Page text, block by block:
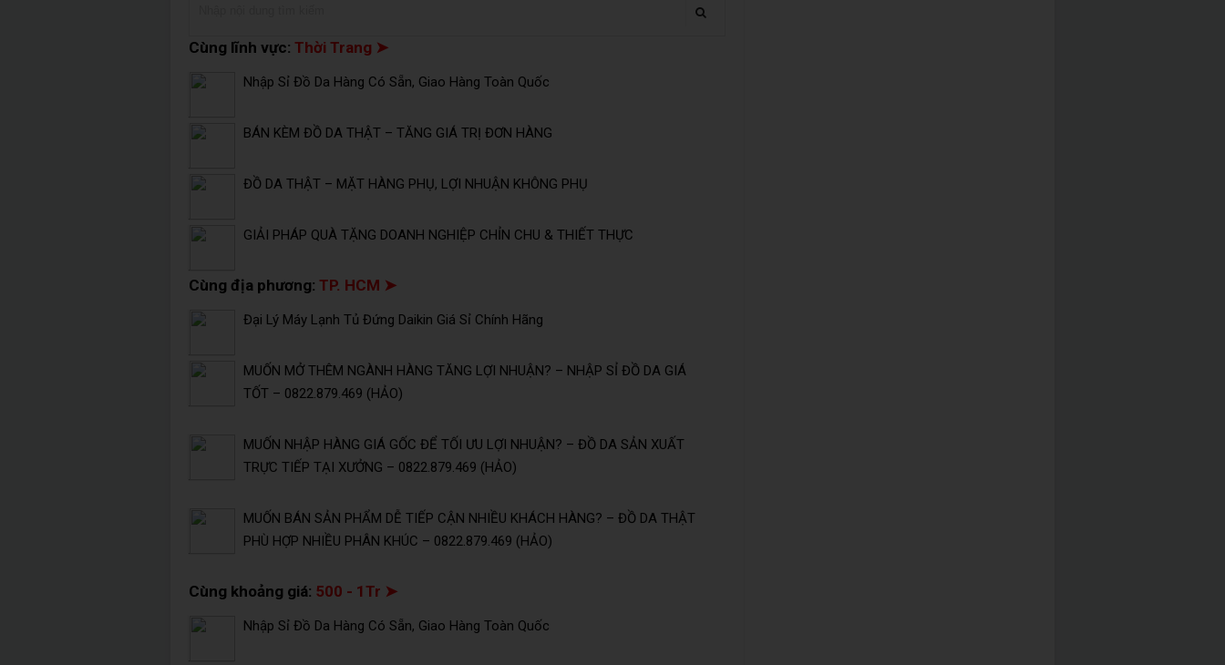
Cùng lĩnh vực: Thời Trang ➤
Nhập Sỉ Đồ Da Hàng Có Sẵn, Giao Hàng Toàn Quốc
BÁN KÈM ĐỒ DA THẬT – TĂNG GIÁ TRỊ ĐƠN HÀNG
ĐỒ DA THẬT – MẶT HÀNG PHỤ, LỢI NHUẬN KHÔNG PHỤ
GIẢI PHÁP QUÀ TẶNG DOANH NGHIỆP CHỈN CHU & THIẾT THỰC
Cùng địa phương: TP. HCM ➤
Đại Lý Máy Lạnh Tủ Đứng Daikin Giá Sỉ Chính Hãng
MUỐN MỞ THÊM NGÀNH HÀNG TĂNG LỢI NHUẬN? – NHẬP SỈ ĐỒ DA GIÁ
TỐT – 0822.879.469 (HẢO)
MUỐN NHẬP HÀNG GIÁ GỐC ĐỂ TỐI ƯU LỢI NHUẬN? – ĐỒ DA SẢN XUẤT
TRỰC TIẾP TẠI XƯỞNG – 0822.879.469 (HẢO)
MUỐN BÁN SẢN PHẨM DỄ TIẾP CẬN NHIỀU KHÁCH HÀNG? – ĐỒ DA THẬT
PHÙ HỢP NHIỀU PHÂN KHÚC – 0822.879.469 (HẢO)
Cùng khoảng giá: 500 - 1Tr ➤
Nhập Sỉ Đồ Da Hàng Có Sẵn, Giao Hàng Toàn Quốc